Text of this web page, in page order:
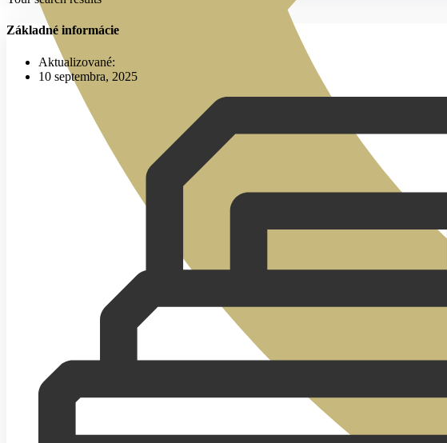
Základné informácie
Aktualizované:
10 septembra, 2025